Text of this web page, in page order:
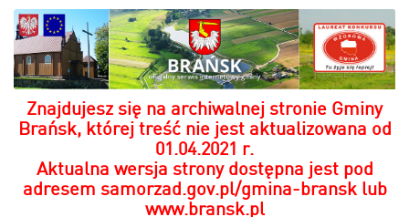
Znajdujesz się na archiwalnej stronie Gminy
Brańsk, której treść nie jest aktualizowana od
01.04.2021 r.
Aktualna wersja strony dostępna jest pod
adresem samorzad.gov.pl/gmina-bransklub
www.bransk.pl